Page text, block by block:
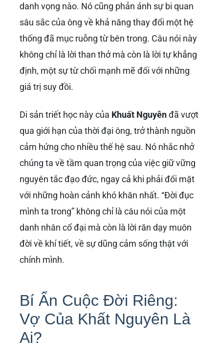
danh vọng nào. Nó cũng phản ánh sự bi quan
sâu sắc của ông về khả năng thay đổi một hệ
thống đã mục ruỗng từ bên trong. Câu nói này
không chỉ là lời than thở mà còn là lời tự khẳng
định, một sự từ chối mạnh mẽ đối với những
giá trị suy đồi.
Di sản triết học này của Khuất Nguyênđã vượt
qua giới hạn của thời đại ông, trở thành nguồn
cảm hứng cho nhiều thế hệ sau. Nó nhắc nhở
chúng ta về tầm quan trọng của việc giữ vững
nguyên tắc đạo đức, ngay cả khi phải đối mặt
với những hoàn cảnh khó khăn nhất. “Đời đục
mình ta trong” không chỉ là câu nói của một
danh nhân cổ đại mà còn là lời răn dạy muôn
đời về khí tiết, về sự dũng cảm sống thật với
chính mình.
Bí Ẩn Cuộc Đời Riêng:
Vợ Của Khất Nguyên Là
Ai?